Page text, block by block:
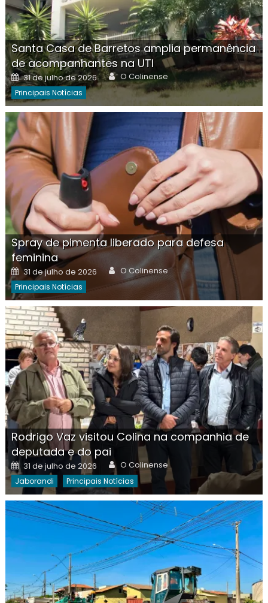
Santa Casa de Barretos amplia permanência
de acompanhantes na UTI
Posted
on
31 de julho de 2026 Author
O Colinense
Principais Notícias
Spray de pimenta liberado para defesa
feminina
Posted
on
31 de julho de 2026 Author
O Colinense
Principais Notícias
Rodrigo Vaz visitou Colina na companhia de
deputada e do pai
Posted
on
31 de julho de 2026 Author
O Colinense
Jaborandi Principais Notícias